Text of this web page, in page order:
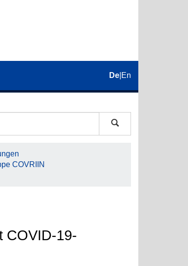
De En
COVRIIN
COVID-19-